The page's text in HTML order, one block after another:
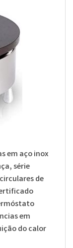
em aço inox
série
de
em
do calor